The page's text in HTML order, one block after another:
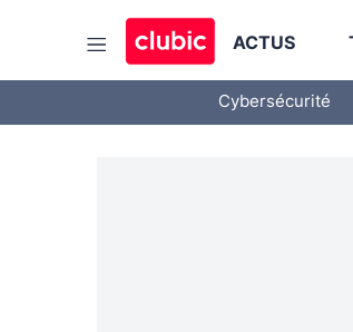
ACTUS
Cybersécurité